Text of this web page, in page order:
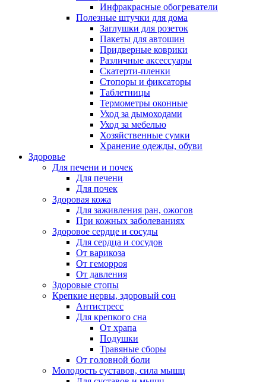
Инфракрасные обогреватели
Полезные штучки для дома
Заглушки для розеток
Пакеты для автошин
Придверные коврики
Различные аксессуары
Скатерти-пленки
Стопоры и фиксаторы
Таблетницы
Термометры оконные
Уход за дымоходами
Уход за мебелью
Хозяйственные сумки
Хранение одежды, обуви
Здоровье
Для печени и почек
Для печени
Для почек
Здоровая кожа
Для заживления ран, ожогов
При кожных заболеваниях
Здоровое сердце и сосуды
Для сердца и сосудов
От варикоза
От геморроя
От давления
Здоровые стопы
Крепкие нервы, здоровый сон
Антистресс
Для крепкого сна
От храпа
Подушки
Травяные сборы
От головной боли
Молодость суставов, сила мышц